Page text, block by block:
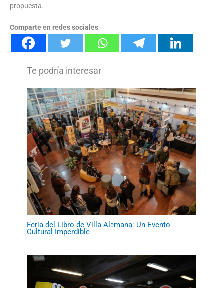
propuesta.
Comparte en redes sociales
Feria del Libro de Villa Alemana: Un Evento
Cultural Imperdible